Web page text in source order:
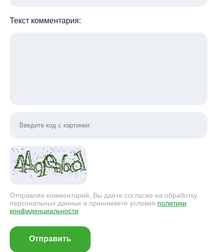
Текст комментария:
Отправляя комментарий, Вы даёте согласие на обработку
персональных данных и принимаете условия политики
конфиденциальности.
Отправить